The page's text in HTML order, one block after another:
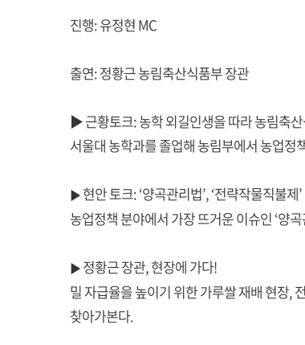
진행: 유정현 MC
출연: 정황근 농림축산식품부 장관
▶ 근황토크: 농학 외길인생을 따라 농림축
서울대 농학과를 졸업해 농림부에서 농업정
▶ 현안 토크: ‘양곡관리법’, ‘전략작물직불제’
농업정책 분야에서 가장 뜨거운 이슈인 ‘양
▶ 정황근 장관, 현장에 가다!
밀 자급율을 높이기 위한 가루쌀 재배 현장,
찾아가본다.